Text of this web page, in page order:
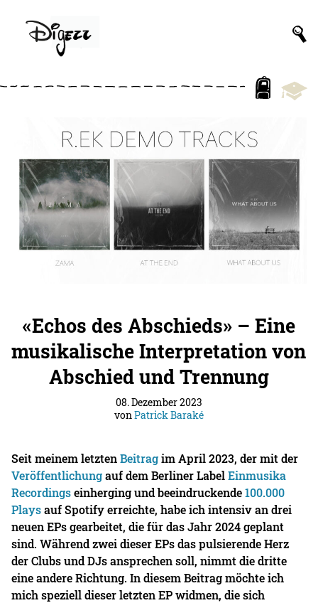
«Echos des Abschieds» – Eine
musikalische Interpretation von
Abschied und Trennung
08. Dezember 2023
vonPatrick Baraké
Seit meinem letztenBeitragim April 2023, der mit der
Veröffentlichungauf dem Berliner LabelEinmusika
Recordingseinherging und beeindruckende100.000
Playsauf Spotify erreichte, habe ich intensiv an drei
neuen EPs gearbeitet, die für das Jahr 2024 geplant
sind. Während zwei dieser EPs das pulsierende Herz
der Clubs und DJs ansprechen soll, nimmt die dritte
eine andere Richtung. In diesem Beitrag möchte ich
mich speziell dieser letzten EP widmen, die sich